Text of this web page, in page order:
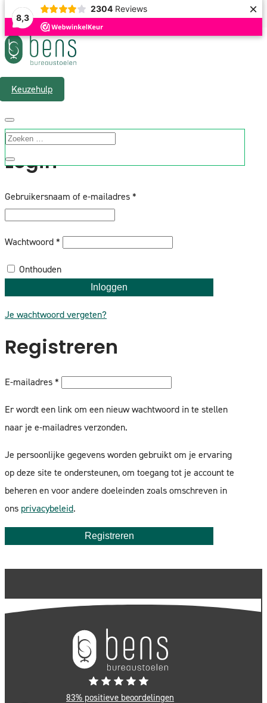
8,3
2304 Reviews ×
Gratis verzending & 1 á 2 werkdagen levertijd
Keuzehulp
Mijn account
Login
Gebruikersnaam of e-mailadres*
Wachtwoord*
Onthouden
Inloggen
Je wachtwoord vergeten?
Registreren
E-mailadres*
Er wordt een link om een nieuw wachtwoord in te stellen
naar je e-mailadres verzonden.
Je persoonlijke gegevens worden gebruikt om je ervaring
op deze site te ondersteunen, om toegang tot je account te
beheren en voor andere doeleinden zoals omschreven in
ons privacybeleid.
Registreren
83% positieve beoordelingen